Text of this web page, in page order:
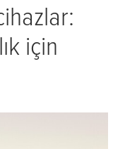
için